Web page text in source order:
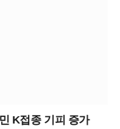
K접종 기피 증가